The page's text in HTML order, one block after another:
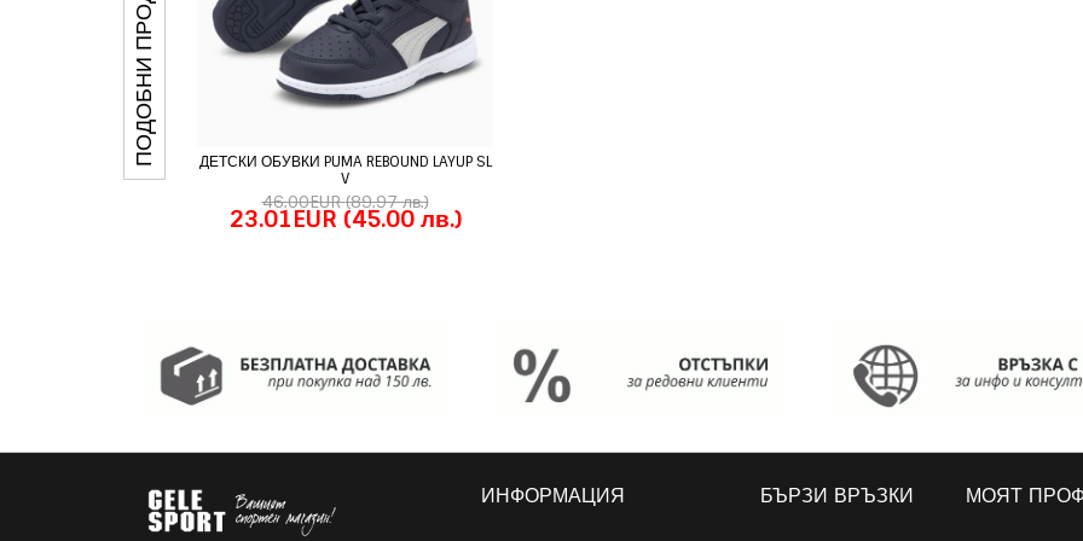
ПОДОБНИ ПРОДУКТИ
ДЕТСКИ ОБУВКИ PUMA REBOUND LAYUP SL
V
46.00EUR(89.97 лв.)
23.01EUR (45.00 лв.)
ИНФОРМАЦИЯ БЪРЗИ ВРЪЗКИ МОЯТ